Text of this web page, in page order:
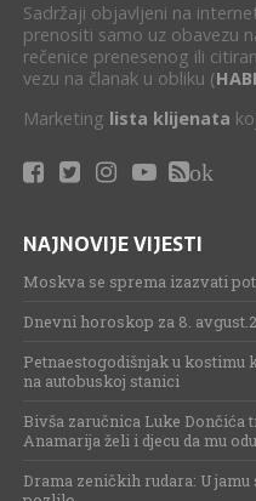
Sadržaji objavljeni na
prenositi samo uz obavezu
rečenice prenesenog ili
vezu na članak u obliku (
Marketing lista klijenata
ok
NAJNOVIJE VIJESTI
Moskva se sprema izazvati
Dnevni horoskop za 8.
Petnaestogodišnjak u kostimu
na autobuskoj stanici
Bivša zaručnica Luke Dončića
Anamarija želi i djecu da mu
Drama zeničkih rudara: U